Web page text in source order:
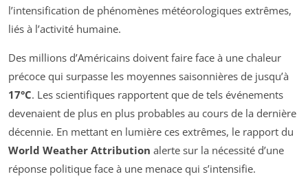
l’intensification de phénomènes météorologiques extrêmes,
liés à l’activité humaine.
Des millions d’Américains doivent faire face à une chaleur
précoce qui surpasse les moyennes saisonnières de jusqu’à
17°C. Les scientifiques rapportent que de tels événements
devenaient de plus en plus probables au cours de la dernière
décennie. En mettant en lumière ces extrêmes, le rapport du
World Weather Attribution alerte sur la nécessité d’une
réponse politique face à une menace qui s’intensifie.